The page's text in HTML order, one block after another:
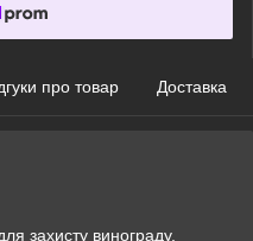
про товар Доставка
захисту винограду,